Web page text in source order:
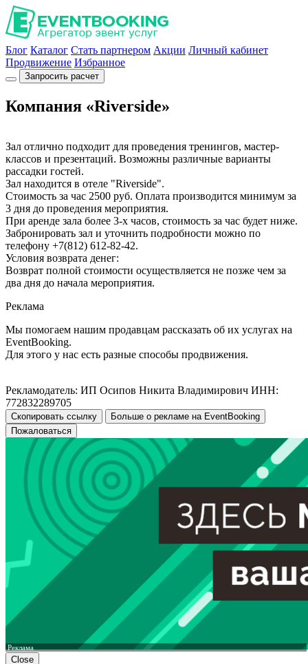
Блог Каталог Стать партнером Акции Личный кабинет
Продвижение Избранное
Запросить расчет
Компания «Riverside»
Зал отлично подходит для проведения тренингов, мастер-
классов и презентаций. Возможны различные варианты
рассадки гостей.
Зал находится в отеле "Riverside".
Стоимость за час 2500 руб. Оплата производится минимум за
3 дня до проведения мероприятия.
При аренде зала более 3-х часов, стоимость за час будет ниже.
Забронировать зал и уточнить подробности можно по
телефону +7(812) 612-82-42.
Условия возврата денег:
Возврат полной стоимости осуществляется не позже чем за
два дня до начала мероприятия.
Реклама
Мы помогаем нашим продавцам рассказать об их услугах на
EventBooking.
Для этого у нас есть разные способы продвижения.
Рекламодатель: ИП Осипов Никита Владимирович ИНН:
772832289705
Скопировать ссылку
Больше о рекламе на EventBooking
Пожаловаться
Реклама
Close